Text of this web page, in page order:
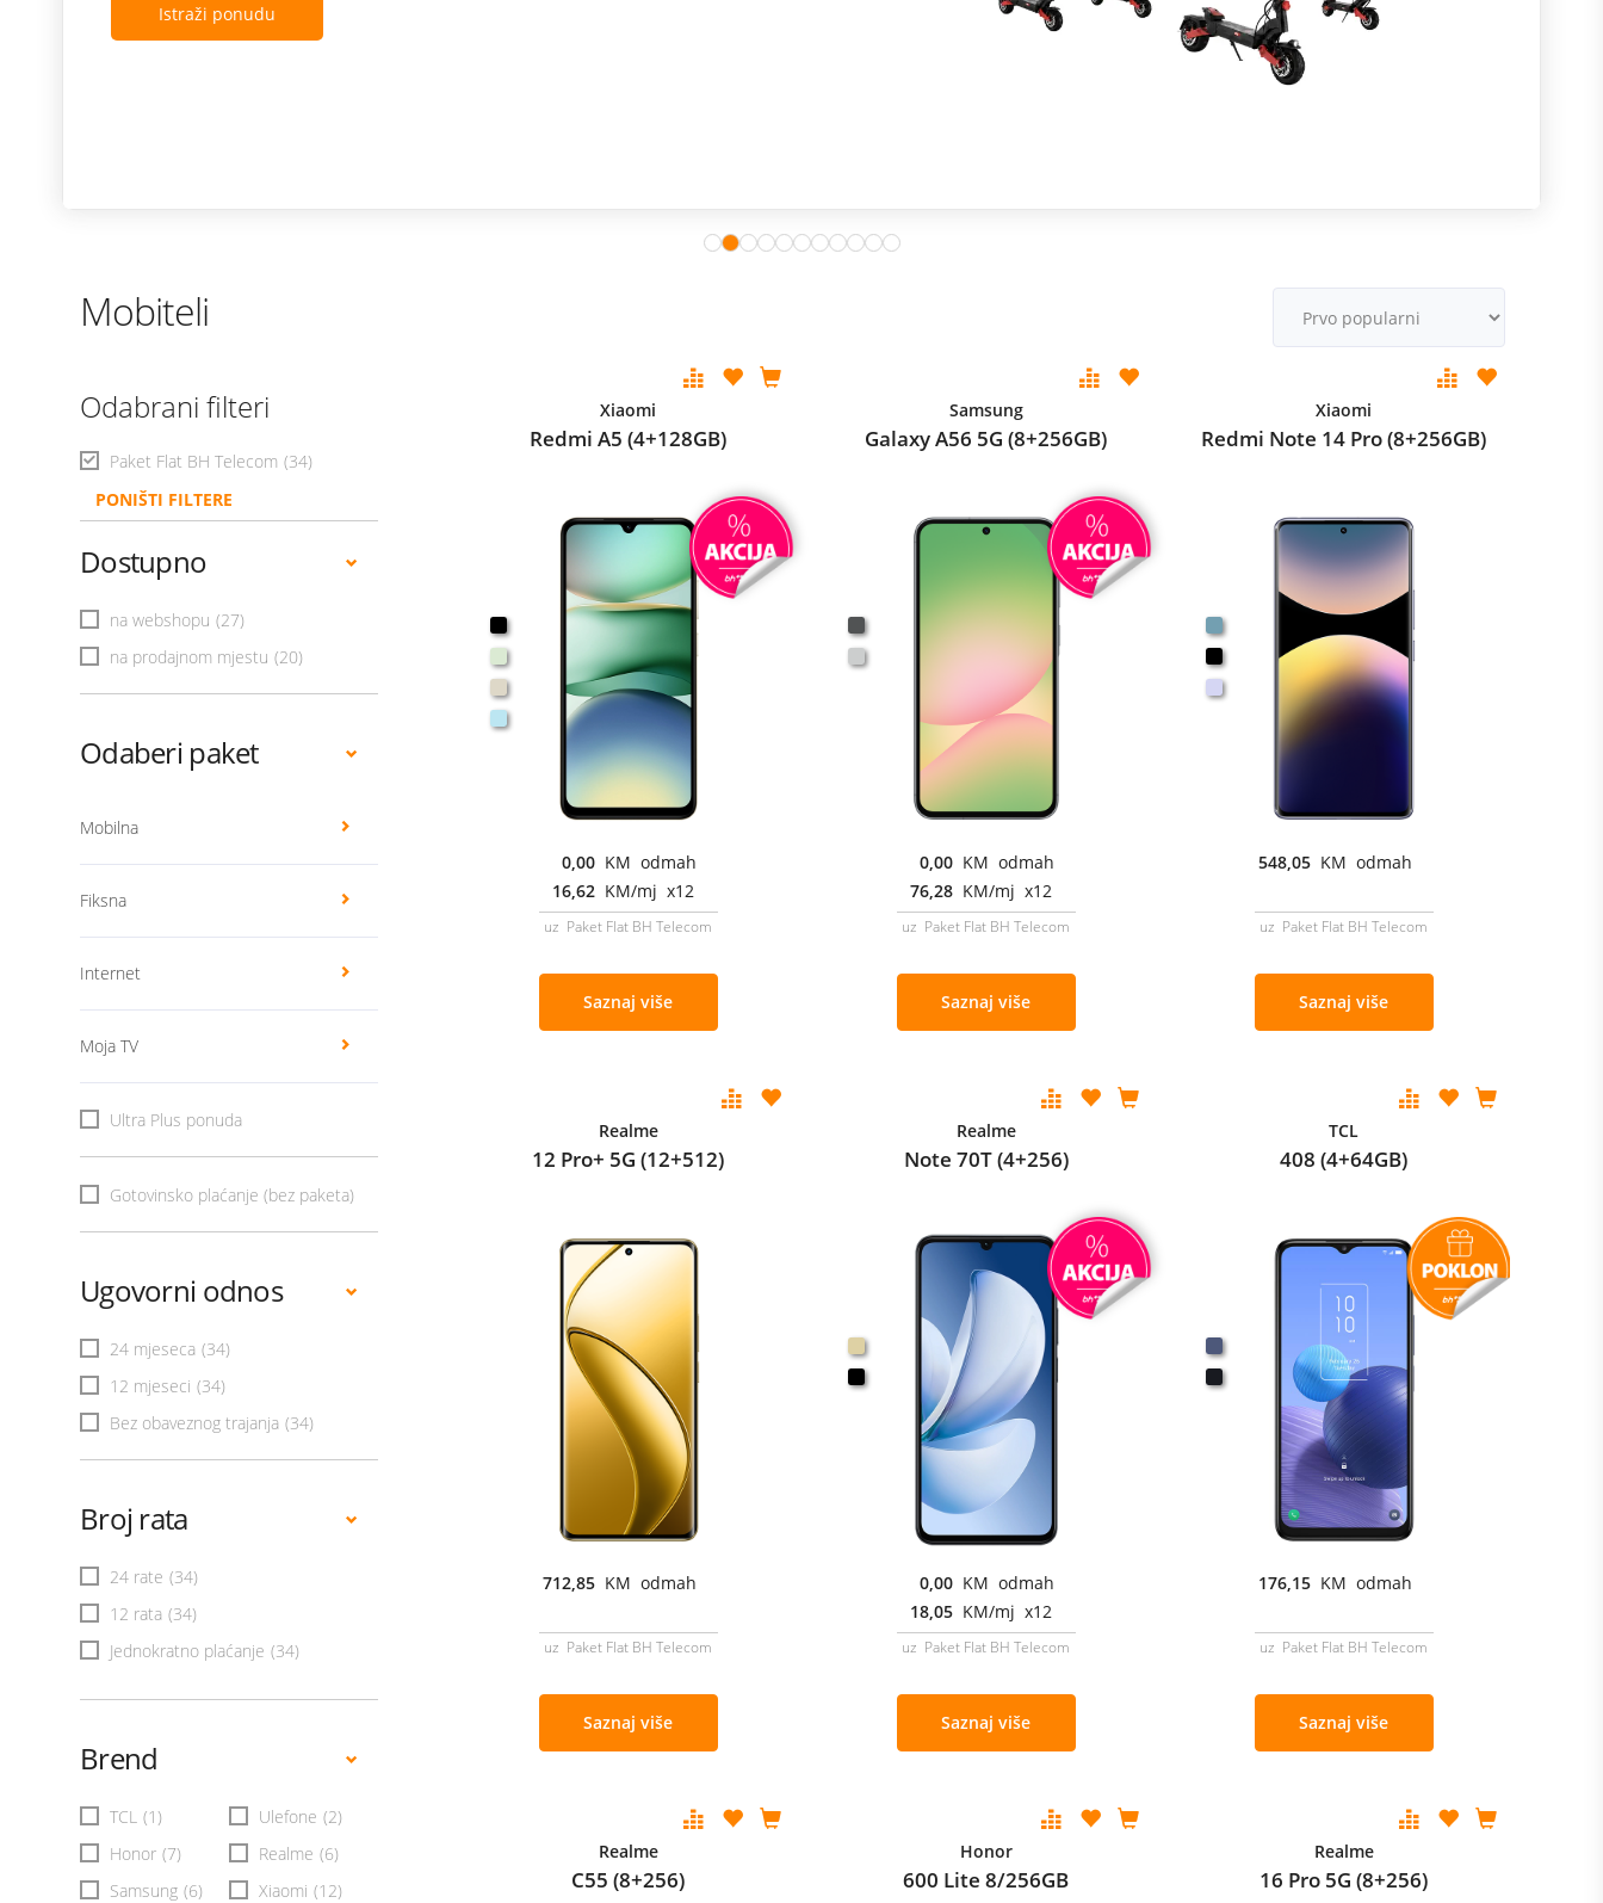
Istraži ponudu
Mobiteli
Odabrani filteri
Paket Flat BH Telecom (34)
PONIŠTI FILTERE
Dostupno
na webshopu (27)
na prodajnom mjestu (20)
Odaberi paket
Mobilna
Fiksna
Internet
Moja TV
Ultra Plus ponuda
Gotovinsko plaćanje (bez paketa)
Ugovorni odnos
24 mjeseca (34)
12 mjeseci (34)
Bez obaveznog trajanja (34)
Broj rata
24 rate (34)
12 rata (34)
Jednokratno plaćanje (34)
Brend
TCL (1) Ulefone (2)
Honor (7) Realme (6)
Samsung (6) Xiaomi (12)
Xiaomi
Redmi A5 (4+128GB)
0,00 KM odmah
16,62 KM/mj x12
uz Paket Flat BH Telecom
Saznaj više
Samsung
Galaxy A56 5G (8+256GB)
0,00 KM odmah
76,28 KM/mj x12
uz Paket Flat BH Telecom
Saznaj više
Xiaomi
Redmi Note 14 Pro (8+256GB)
548,05 KM odmah
uz Paket Flat BH Telecom
Saznaj više
Realme
12 Pro+ 5G (12+512)
712,85 KM odmah
uz Paket Flat BH Telecom
Saznaj više
Realme
Note 70T (4+256)
0,00 KM odmah
18,05 KM/mj x12
uz Paket Flat BH Telecom
Saznaj više
TCL
408 (4+64GB)
176,15 KM odmah
uz Paket Flat BH Telecom
Saznaj više
Realme
C55 (8+256)
Honor
600 Lite 8/256GB
Realme
16 Pro 5G (8+256)